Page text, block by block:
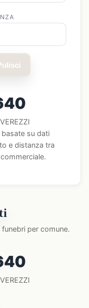
basate su dati
e distanza tra
per comune.